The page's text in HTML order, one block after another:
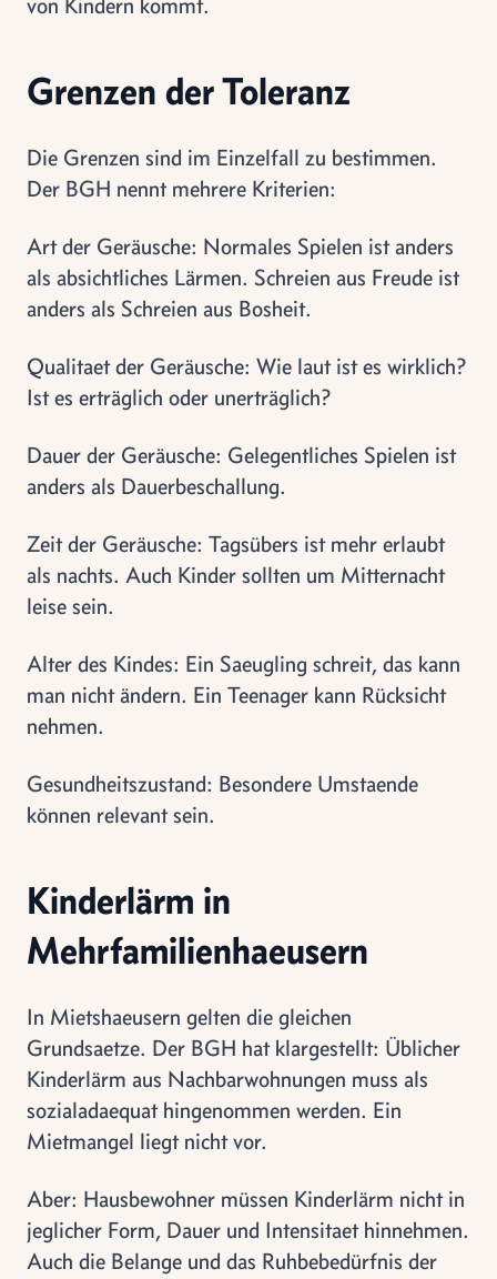
Grenzen der Toleranz
Die Grenzen sind im Einzelfall zu bestimmen.
Der BGH nennt mehrere Kriterien:
Art der Geräusche: Normales Spielen ist anders
als absichtliches Lärmen. Schreien aus Freude ist
anders als Schreien aus Bosheit.
Qualitaet der Geräusche: Wie laut ist es wirklich?
Ist es erträglich oder unerträglich?
Dauer der Geräusche: Gelegentliches Spielen ist
anders als Dauerbeschallung.
Zeit der Geräusche: Tagsübers ist mehr erlaubt
als nachts. Auch Kinder sollten um Mitternacht
leise sein.
Alter des Kindes: Ein Saeugling schreit, das kann
man nicht ändern. Ein Teenager kann Rücksicht
nehmen.
Gesundheitszustand: Besondere Umstaende
können relevant sein.
Kinderlärm in
Mehrfamilienhaeusern
In Mietshaeusern gelten die gleichen
Grundsaetze. Der BGH hat klargestellt: Üblicher
Kinderlärm aus Nachbarwohnungen muss als
sozialadaequat hingenommen werden. Ein
Mietmangel liegt nicht vor.
Aber: Hausbewohner müssen Kinderlärm nicht in
jeglicher Form, Dauer und Intensitaet hinnehmen.
Auch die Belange und das Ruhbebedürfnis der